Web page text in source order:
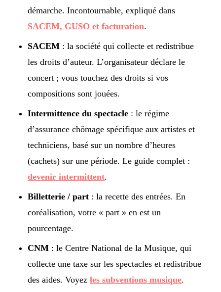
démarche. Incontournable, expliqué dans
SACEM, GUSO et facturation.
SACEM : la société qui collecte et redistribue
les droits d’auteur. L’organisateur déclare le
concert ; vous touchez des droits si vos
compositions sont jouées.
Intermittence du spectacle : le régime
d’assurance chômage spécifique aux artistes et
techniciens, basé sur un nombre d’heures
(cachets) sur une période. Le guide complet :
devenir intermittent.
Billetterie / part : la recette des entrées. En
coréalisation, votre « part » en est un
pourcentage.
CNM : le Centre National de la Musique, qui
collecte une taxe sur les spectacles et redistribue
des aides. Voyez les subventions musique.